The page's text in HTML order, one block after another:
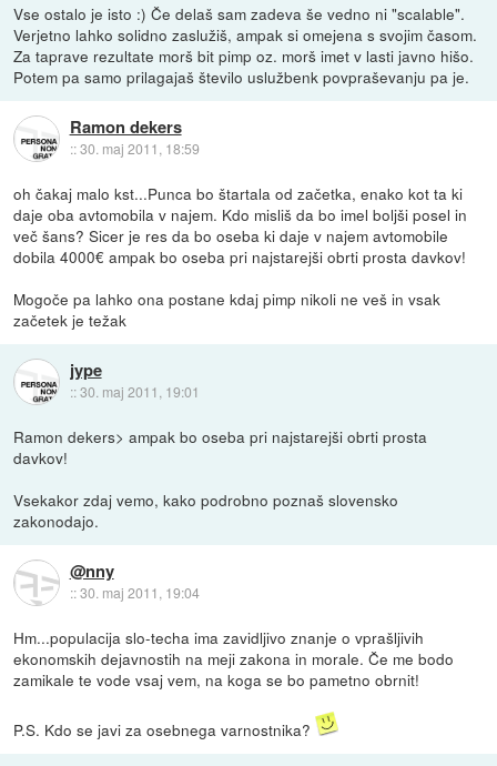
Vse ostalo je isto :) Če delaš sam zadeva še vedno ni "scalable".
Verjetno lahko solidno zaslužiš, ampak si omejena s svojim časom.
Za taprave rezultate morš bit pimp oz. morš imet v lasti javno hišo.
Potem pa samo prilagajaš število uslužbenk povpraševanju pa je.
Ramon dekers
::30. maj 2011, 18:59
oh čakaj malo kst...Punca bo štartala od začetka, enako kot ta ki
daje oba avtomobila v najem. Kdo misliš da bo imel boljši posel in
več šans? Sicer je res da bo oseba ki daje v najem avtomobile
dobila 4000€ ampak bo oseba pri najstarejši obrti prosta davkov!
Mogoče pa lahko ona postane kdaj pimp nikoli ne veš in vsak
začetek je težak
jype
::30. maj 2011, 19:01
Ramon dekers> ampak bo oseba pri najstarejši obrti prosta
davkov!
Vsekakor zdaj vemo, kako podrobno poznaš slovensko
zakonodajo.
@nny
::30. maj 2011, 19:04
Hm...populacija slo-techa ima zavidljivo znanje o vprašljivih
ekonomskih dejavnostih na meji zakona in morale. Če me bodo
zamikale te vode vsaj vem, na koga se bo pametno obrnit!
P.S. Kdo se javi za osebnega varnostnika?